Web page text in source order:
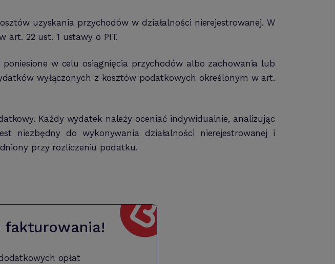
uzyskania przychodów w działalności nierejestrowanej. W
art. 22 ust. 1 ustawy o PIT.
w celu osiągnięcia przychodów albo zachowania lub
wyłączonych z kosztów podatkowych określonym w art.
Każdy wydatek należy oceniać indywidualnie, analizując
niezbędny do wykonywania działalności nierejestrowanej i
przy rozliczeniu podatku.
fakturowania!
opłat